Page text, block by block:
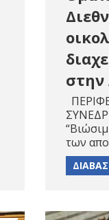
στην
των